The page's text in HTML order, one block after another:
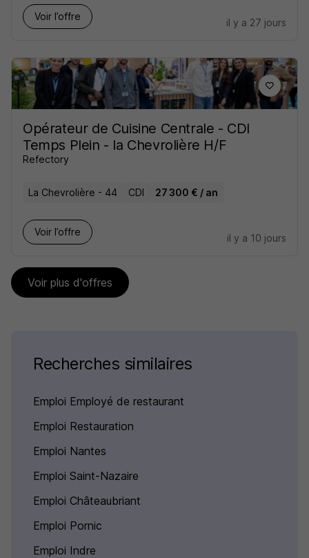
Voir l’offre
il y a 27 jours
Opérateur de Cuisine Centrale - CDI
Temps Plein - la Chevrolière H/F
Refectory
La Chevrolière - 44 CDI 27 300 € / an
Voir l’offre
il y a 10 jours
Voir plus d'offres
Recherches similaires
Emploi Employé de restaurant
Emploi Restauration
Emploi Nantes
Emploi Saint-Nazaire
Emploi Châteaubriant
Emploi Pornic
Emploi Indre